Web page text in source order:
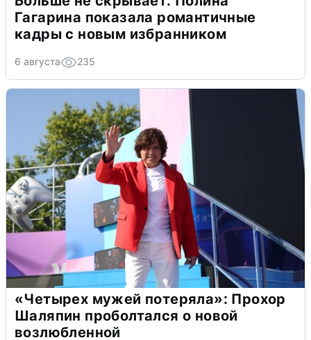
Гагарина показала романтичные
кадры с новым избранником
6 августа 235
«Четырех мужей потеряла»: Прохор
Шаляпин проболтался о новой
возлюбленной